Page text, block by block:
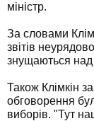
міністр.
За словами
звітів
знущаються над
Також Клімкін
обговорення
виборів. "Тут